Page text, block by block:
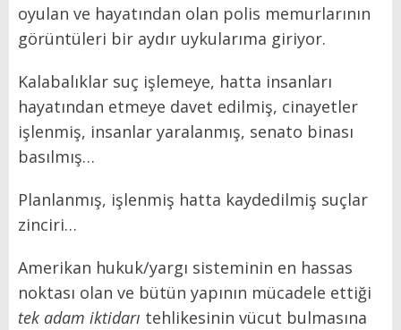
oyulan ve hayatından olan polis memurlarının
görüntüleri bir aydır uykularıma giriyor.
Kalabalıklar suç işlemeye, hatta insanları
hayatından etmeye davet edilmiş, cinayetler
işlenmiş, insanlar yaralanmış, senato binası
basılmış…
Planlanmış, işlenmiş hatta kaydedilmiş suçlar
zinciri…
Amerikan hukuk/yargı sisteminin en hassas
noktası olan ve bütün yapının mücadele ettiği
tek adam iktidarı tehlikesinin vücut bulmasına